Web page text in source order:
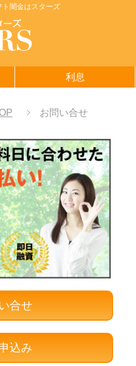
ト闇金はスターズ
利息
お問い合せ
合せ
込み